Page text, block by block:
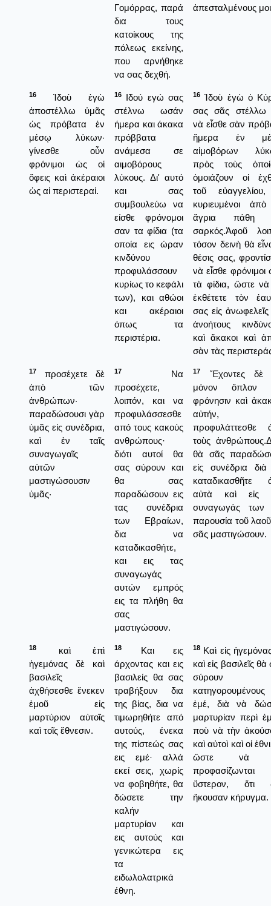
Γομόρρας, παρά
δια τους
κατοίκους της
πόλεως εκείνης,
που αρνήθηκε
να σας δεχθή.
ἀπεσταλμένους
16
Ἰδοὺ ἐγὼ
ἀποστέλλω ὑμᾶς
ὡς πρόβατα ἐν
μέσῳ λύκων·
γίνεσθε οὖν
φρόνιμοι ὡς οἱ
ὄφεις καὶ ἀκέραιοι
ὡς αἱ περιστεραί.
16
Ιδού εγώ σας
στέλνω ωσάν
ήμερα και άκακα
πρόββατα
ανάμεσα σε
αιμοβόρους
λύκους. Δι' αυτό
και σας
συμβουλεύω να
είσθε φρόνομοι
σαν τα φίδια (τα
οποία εις ώραν
κινδύνου
προφυλάσσουν
κυρίως το κεφάλι
των), και αθώοι
και ακέραιοι
όπως τα
περιστέρια.
16 Ἰδοὺ ἑγὼ ὁ
σας σᾶς στέλλω
νὰ εἶσθε σὰν
ἥμερα ἐν
αἱμοβόρων
πρὸς τοὺς
ὁμοιάζουν οἱ
τοῦ
κυριευμένοι
ἄγρια πάθη
σαρκός.Ἀφοῦ
τόσον δεινὴ θὰ
θέσις σας,
νὰ εἶσθε φρόνιμοι
τὰ φίδια, ὥστε
ἐκθέτετε τὸν
σας εἰς ἀνωφελεῖς
ἀνοήτους
καὶ ἄκακοι καὶ
σὰν τὰς
17
προσέχετε δὲ
ἀπὸ τῶν
ἀνθρώπων·
παραδώσουσι γὰρ
ὑμᾶς εἰς συνέδρια,
καὶ ἐν ταῖς
συναγωγαῖς
αὐτῶν
μαστιγώσουσιν
ὑμᾶς·
17
Να
προσέχετε,
λοιπόν, και να
προφυλάσσεσθε
από τους κακούς
ανθρώπους·
διότι αυτοί θα
σας σύρουν και
θα σας
παραδώσουν εις
τας συνέδρια
των Εβραίων,
δια να
καταδικασθήτε,
και εις τας
συναγωγάς
αυτών εμπρός
εις τα πλήθη θα
σας
μαστιγώσουν.
17
Ἔχοντες δὲ
μόνον ὅπλον
φρόνησιν καὶ
αὐτήν,
προφυλάττεσθε
τοὺς
θὰ σᾶς
εἰς συνέδρια
καταδικασθῆτε
αὐτὰ καὶ εἰς
συναγωγάς των
παρουσία τοῦ
σᾶς μαστιγώσουν.
18
καὶ ἐπὶ
ἡγεμόνας δὲ καὶ
βασιλεῖς
ἀχθήσεσθε ἕνεκεν
ἐμοῦ εἰς
μαρτύριον αὐτοῖς
καὶ τοῖς ἔθνεσιν.
18
Και εις
άρχοντας και εις
βασιλείς θα σας
τραβήξουν δια
της βίας, δια να
τιμωρηθήτε από
αυτούς, ένεκα
της πίστεώς σας
εις εμέ· αλλά
εκεί σεις, χωρίς
να φοβηθήτε, θα
δώσετε την
καλήν
μαρτυρίαν και
εις αυτούς και
γενικώτερα εις
τα
ειδωλολατρικά
έθνη.
18 Καὶ εἰς
καὶ εἰς βασιλεῖς
σύρουν
κατηγορουμένους
ἐμέ, διὰ νὰ
μαρτυρίαν περὶ
ποὺ νὰ τὴν
καὶ αὐτοὶ καὶ οἱ
ὥστε νὰ
προφασίζωνται
ὕστερον, ὅτι
ἤκουσαν κήρυγμα.